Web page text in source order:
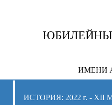
ИМЕНИ
ИСТОРИЯ: 2022 г. -